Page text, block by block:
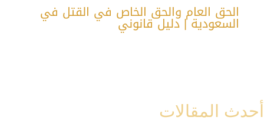
الحق العام والحق الخاص في القتل في
السعودية | دليل قانوني
أحدث المقالات